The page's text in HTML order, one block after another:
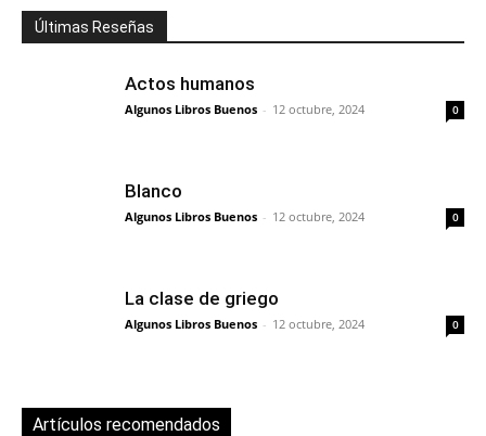
Últimas Reseñas
Actos humanos
Algunos Libros Buenos - 12 octubre, 2024 0
Blanco
Algunos Libros Buenos - 12 octubre, 2024 0
La clase de griego
Algunos Libros Buenos - 12 octubre, 2024 0
Artículos recomendados